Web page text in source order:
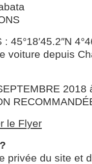
45°18′45.2″N
voiture depuis
2018
le Flyer
privée du site et